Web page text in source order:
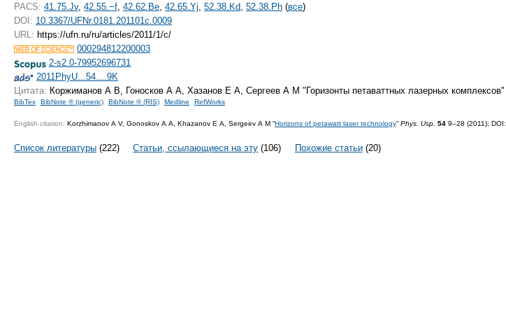
PACS: 41.75.Jv, 42.55.−f 42.62.Be 42.65.Yj 52.38.Kd 52.38.Ph (все)
DOI: 10.3367/UFNr.0181.201101c.0009
URL: https://ufn.ru/ru/articles/2011/1/c/
000294812200003
2-s2.0-79952696731
2011PhyU...54....9K
Цитата: Коржиманов А В, Гоносков А А, Хазанов Е А, Сергеев А М "Горизонты петаваттных лазерных комплексов"
BibTex BibNote ® (generic) BibNote ® (RIS) Medline RefWorks
English citation: Korzhimanov A V, Gonoskov A A, Khazanov E A, Sergeev A M “Horizons of petawatt laser technology” Phys. Usp. 54 9–28 (2011); DOI:
Список литературы (222) Статьи, ссылающиеся на эту (106) Похожие статьи(20)